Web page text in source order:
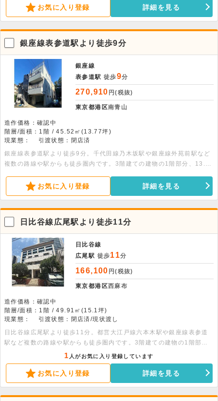
おすすめです。お気に入り登録 詳細を見る
銀座線表参道駅より徒歩9分
銀座線
表参道駅 徒歩9分
270,910 円(税抜)
東京都港区南青山
造作価格：確認中
階層/面積：1階 / 45.52㎡(13.77坪)
現業態：
引渡状態：閉店済
銀座線表参道駅より徒歩9分。千代田線乃木坂駅や銀座線外苑前駅など
複数の路線や駅からも徒歩圏内です。3階建ての建物の1階部分、13.77
お気に入り登録 詳細を見る
日比谷線広尾駅より徒歩11分
日比谷線
広尾駅 徒歩11分
166,100 円(税抜)
東京都港区西麻布
造作価格：確認中
階層/面積：1階 / 49.91㎡(15.1坪)
現業態：
引渡状態：閉店済/現状渡し
日比谷線広尾駅より徒歩11分。都営大江戸線六本木駅や銀座線表参道
駅など複数の路線や駅からも徒歩圏内です。3階建ての建物の1階部
分、49.91平米の店舗事務所です。美容サロン・教室・マッサージ等、
予約制店舗相談可能です。
1 人がお気に入り登録しています
お気に入り登録 詳細を見る